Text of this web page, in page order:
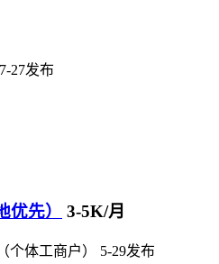
7-27发布
先） 3-5K/月
个体工商户）
5-29发布